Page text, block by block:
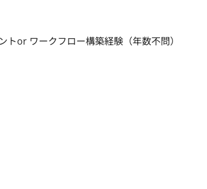
or ワークフロー構築経験（年数不問）